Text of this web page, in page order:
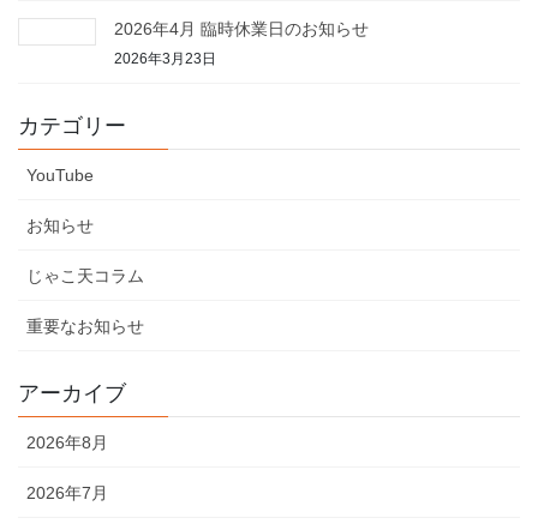
2026年4月 臨時休業日のお知らせ
2026年3月23日
カテゴリー
YouTube
お知らせ
じゃこ天コラム
重要なお知らせ
アーカイブ
2026年8月
2026年7月